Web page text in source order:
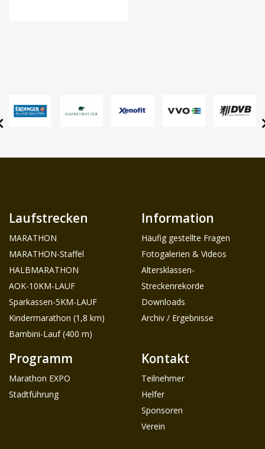
Laufstrecken
MARATHON
MARATHON-Staffel
HALBMARATHON
AOK-10KM-LAUF
Sparkassen-5KM-LAUF
Kindermarathon (1,8 km)
Bambini-Lauf (400 m)
Information
Häufig gestellte Fragen
Fotogalerien & Videos
Altersklassen-
Streckenrekorde
Downloads
Archiv / Ergebnisse
Programm
Marathon EXPO
Stadtführung
Kontakt
Teilnehmer
Helfer
Sponsoren
Verein